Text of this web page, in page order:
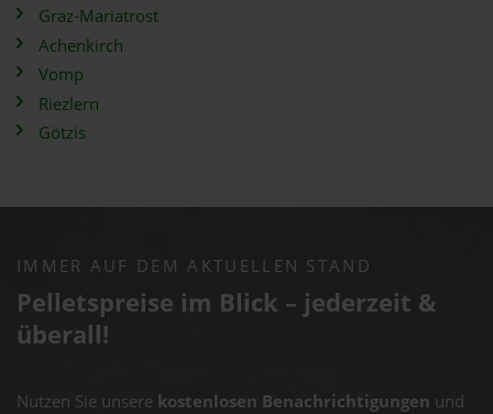
Graz-Mariatrost
Achenkirch
Vomp
Riezlern
Götzis
IMMER AUF DEM AKTUELLEN STAND
Pelletspreise im Blick – jederzeit &
überall!
Nutzen Sie unsere kostenlosen Benachrichtigungen und